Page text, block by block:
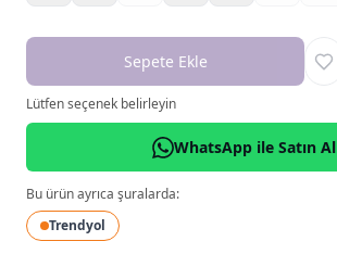
Sepete Ekle
Lütfen seçenek belirleyin
WhatsApp ile Satın Al
Bu ürün ayrıca şuralarda:
Trendyol